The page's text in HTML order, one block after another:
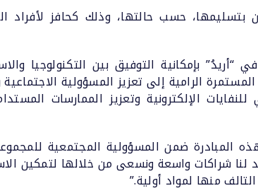
الأجهزة التي يقومون بتسليمها، حسب حالتها، وذلك كحافز
بإمكانية التوفيق بين التكنولوجيا
2030 وتمثل تجسيداً حياً لجهودنا المستمرة الرامية إلى تعزيز المسؤولية
الإلكترونية وتعزيز الممارسات
المبادرة ضمن المسؤولية المجتمعية
لنا شراكات واسعة ونسعى من خلالها لتمكين
منها لمواد أولية.”